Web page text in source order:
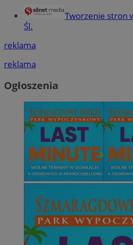
Tworzenie stron
Śl.
reklama
reklama
Ogłoszenia